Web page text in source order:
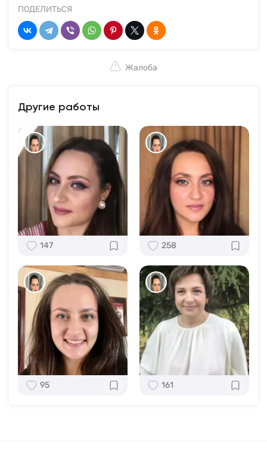
ПОДЕЛИТЬСЯ
Жалоба
Другие работы
147 258
95 161